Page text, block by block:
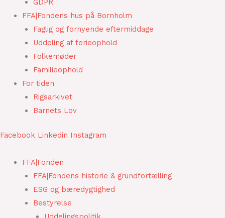
GDPR
FFA|Fondens hus på Bornholm
Faglig og fornyende eftermiddage
Uddeling af ferieophold
Folkemøder
Familieophold
For tiden
Rigsarkivet
Barnets Lov
Facebook Linkedin Instagram
FFA|Fonden
FFA|Fondens historie & grundfortælling
ESG og bæredygtighed
Bestyrelse